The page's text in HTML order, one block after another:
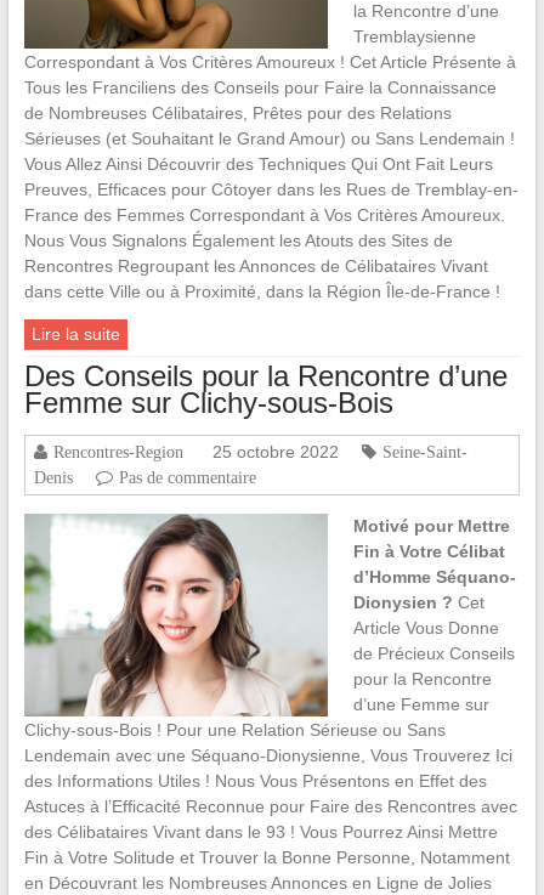
la Rencontre d’une
Tremblaysienne
Correspondant à Vos Critères Amoureux ! Cet Article Présente à
Tous les Franciliens des Conseils pour Faire la Connaissance
de Nombreuses Célibataires, Prêtes pour des Relations
Sérieuses (et Souhaitant le Grand Amour) ou Sans Lendemain !
Vous Allez Ainsi Découvrir des Techniques Qui Ont Fait Leurs
Preuves, Efficaces pour Côtoyer dans les Rues de Tremblay-en-
France des Femmes Correspondant à Vos Critères Amoureux.
Nous Vous Signalons Également les Atouts des Sites de
Rencontres Regroupant les Annonces de Célibataires Vivant
dans cette Ville ou à Proximité, dans la Région Île-de-France !
Lire la suite
Des Conseils pour la Rencontre d’une
Femme sur Clichy-sous-Bois
Rencontres-Region 25 octobre 2022
Seine-Saint-
Denis
Pas de commentaire
Motivé pour Mettre
Fin à Votre Célibat
d’Homme Séquano-
Dionysien ? Cet
Article Vous Donne
de Précieux Conseils
pour la Rencontre
d’une Femme sur
Clichy-sous-Bois ! Pour une Relation Sérieuse ou Sans
Lendemain avec une Séquano-Dionysienne, Vous Trouverez Ici
des Informations Utiles ! Nous Vous Présentons en Effet des
Astuces à l’Efficacité Reconnue pour Faire des Rencontres avec
des Célibataires Vivant dans le 93 ! Vous Pourrez Ainsi Mettre
Fin à Votre Solitude et Trouver la Bonne Personne, Notamment
en Découvrant les Nombreuses Annonces en Ligne de Jolies